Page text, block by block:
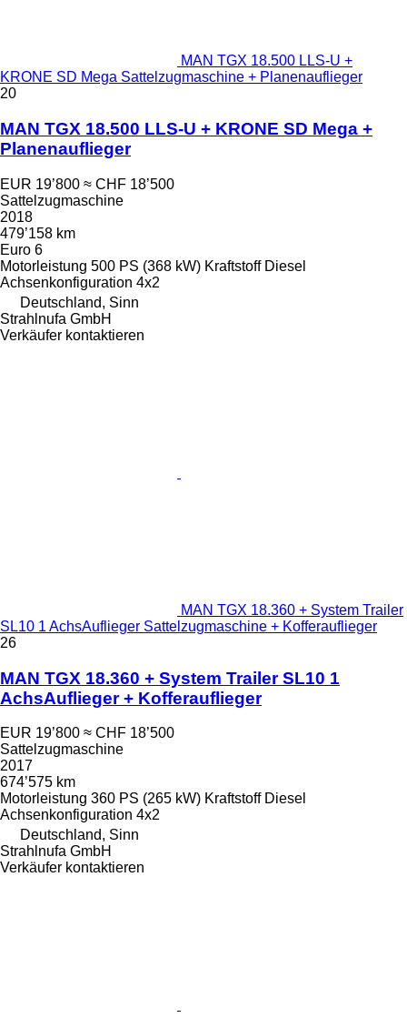
MAN TGX 18.500 LLS-U +
KRONE SD Mega Sattelzugmaschine + Planenauflieger
20
MAN TGX 18.500 LLS-U + KRONE SD Mega +
Planenauflieger
EUR 19’800 ≈ CHF 18’500
Sattelzugmaschine
2018
479’158 km
Euro 6
Motorleistung 500 PS (368 kW) Kraftstoff Diesel
Achsenkonfiguration 4x2
Deutschland, Sinn
Strahlnufa GmbH
Verkäufer kontaktieren
MAN TGX 18.360 + System Trailer
SL10 1 AchsAuflieger Sattelzugmaschine + Kofferauflieger
26
MAN TGX 18.360 + System Trailer SL10 1
AchsAuflieger + Kofferauflieger
EUR 19’800 ≈ CHF 18’500
Sattelzugmaschine
2017
674’575 km
Motorleistung 360 PS (265 kW) Kraftstoff Diesel
Achsenkonfiguration 4x2
Deutschland, Sinn
Strahlnufa GmbH
Verkäufer kontaktieren